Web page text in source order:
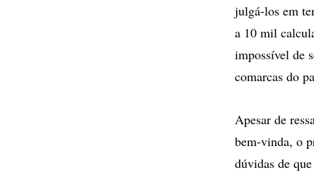
julgá-los em
a 10 mil
impossível de
comarcas do
Apesar de
bem-vinda, o
dúvidas de